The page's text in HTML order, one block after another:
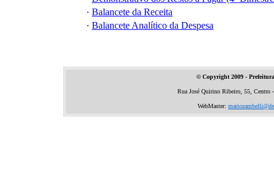
· Balancete da Receita
· Balancete Analítico da Despesa
© Copyright 2009 -
Rua José Quirino Ribeiro, 55, Centro
WebMaster: